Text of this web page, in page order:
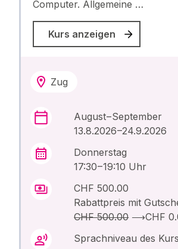
Computer. Allgemeine …
Kurs anzeigen
Zug
August – September
13.8.2026 –24.9.2026
Donnerstag
17:30 – 19:10 Uhr
CHF 500.00
Rabattpreis mit
CHF 500.00⟶CHF
Sprachniveau des